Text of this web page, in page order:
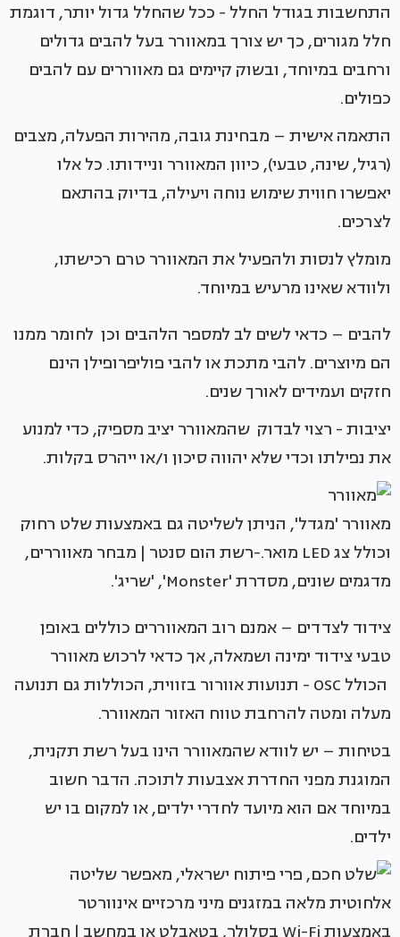
התחשבות בגודל החלל - ככל שהחלל גדול יותר, דוגמת
חלל מגורים, כך יש צורך במאוורר בעל להבים גדולים
ורחבים במיוחד, ובשוק קיימים גם מאווררים עם להבים
כפולים.
התאמה אישית – מבחינת גובה, מהירות הפעלה, מצבים
(רגיל, שינה, טבעי), כיוון המאוורר וניידותו. כל אלו
יאפשרו חווית שימוש נוחה ויעילה, בדיוק בהתאם
לצרכים.
מומלץ לנסות ולהפעיל את המאוורר טרם רכישתו,
ולוודא שאינו מרעיש במיוחד.
להבים – כדאי לשים לב למספר הלהבים וכן לחומר ממנו
הם מיוצרים. להבי מתכת או להבי פוליפרופילן הינם
חזקים ועמידים לאורך שנים.
יציבות - רצוי לבדוק שהמאוורר יציב מספיק, כדי למנוע
את נפילתו וכדי שלא יהווה סיכון ו/או ייהרס בקלות.
מאוורר 'מגדל', הניתן לשליטה גם באמצעות שלט רחוק
וכולל צג LED מואר.-רשת הום סנטר | מבחר מאווררים,
מדגמים שונים, מסדרת 'Monster', 'שריג'.
צידוד לצדדים – אמנם רוב המאווררים כוללים באופן
טבעי צידוד ימינה ושמאלה, אך כדאי לרכוש מאוורר
הכולל OSC - תנועות אוורור בזווית, הכוללות גם תנועה
מעלה ומטה להרחבת טווח האזור המאוורר.
בטיחות – יש לוודא שהמאוורר הינו בעל רשת תקנית,
המוגנת מפני החדרת אצבעות לתוכה. הדבר חשוב
במיוחד אם הוא מיועד לחדרי ילדים, או למקום בו יש
ילדים.